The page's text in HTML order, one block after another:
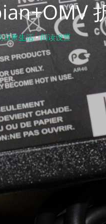
日常生活•阅读设置